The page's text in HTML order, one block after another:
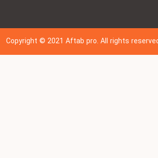
Copyright © 202 1Aftab pro. All rights